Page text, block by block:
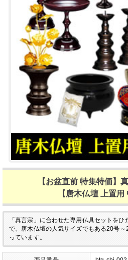
【お盆直前 特集特価】
【唐木仏壇 上置用
「真言宗」に合わせた専用仏具セットをひ
で、唐木仏壇の人気サイズでもある20号
っています。